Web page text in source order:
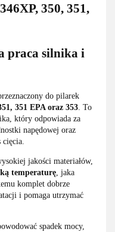
350, 351,
praca silnika i
do pilarek
351 EPA oraz 353 . To
który odpowiada za
napędowej oraz
jakości materiałów,
temperaturę , jaka
komplet dobrze
i pomaga utrzymać
spadek mocy,